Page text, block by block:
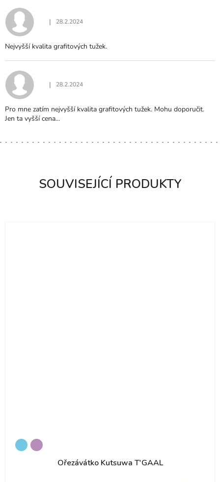
SOUVISEJÍCÍ PRODUKTY
Ořezávátko Kutsuwa T'GAAL
Hodnocení produktu je 5 z 5 hvězdiček.
| 28.2.2024
Nejvyšší kvalita grafitových tužek.
Hodnocení produktu je 5 z 5 hvězdiček.
| 28.2.2024
Pro mne zatím nejvyšší kvalita grafitových tužek. Mohu doporučit.
Jen ta vyšší cena...